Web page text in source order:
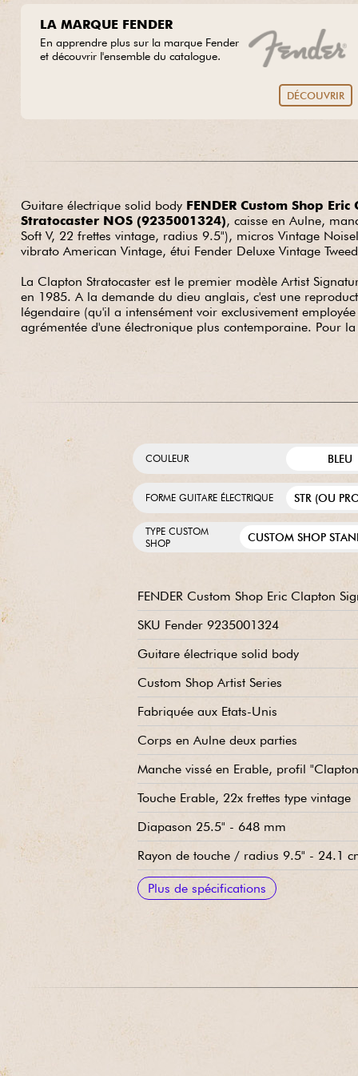
LA MARQUE FENDER
En apprendre plus sur la marque Fender
et découvrir l'ensemble du catalogue.
DÉCOUVRIR
Guitare électrique solid body FENDER Custom Shop
Stratocaster NOS (9235001324), caisse en Aulne,
Soft V, 22 frettes vintage, radius 9.5"), micros Vintage
vibrato American Vintage, étui Fender Deluxe Vintage
La Clapton Stratocaster est le premier modèle Artist
en 1985. A la demande du dieu anglais, c'est une
légendaire (qu'il a intensément voir exclusivement
agrémentée d'une électronique plus contemporaine. Pour
COULEUR BLEU
FORME GUITARE ÉLECTRIQUE STR (OU
TYPE CUSTOM
SHOP
CUSTOM SHOP
FENDER Custom Shop Eric Clapton
SKU Fender 9235001324
Guitare électrique solid body
Custom Shop Artist Series
Fabriquée aux Etats-Unis
Corps en Aulne deux parties
Manche vissé en Erable, profil
Touche Erable, 22x frettes type vintage
Diapason 25.5" - 648 mm
Rayon de touche / radius 9.5" - 24.1
Largeur de manche 1e frette 1.650” -
Largeur dernière frette 1.650"
Profondeur manche 1e frette .820"
Profondeur manche 12e frette .920"
Sillet en os
Micros simple-bobinage Fender
Volume général, tonalité générale,
Chevalet/vibrato Fender Synchronized
Mécaniques Fender bain d'huile style
Livrée étui Fender Custom Shop Tweed
Plus de spécifications